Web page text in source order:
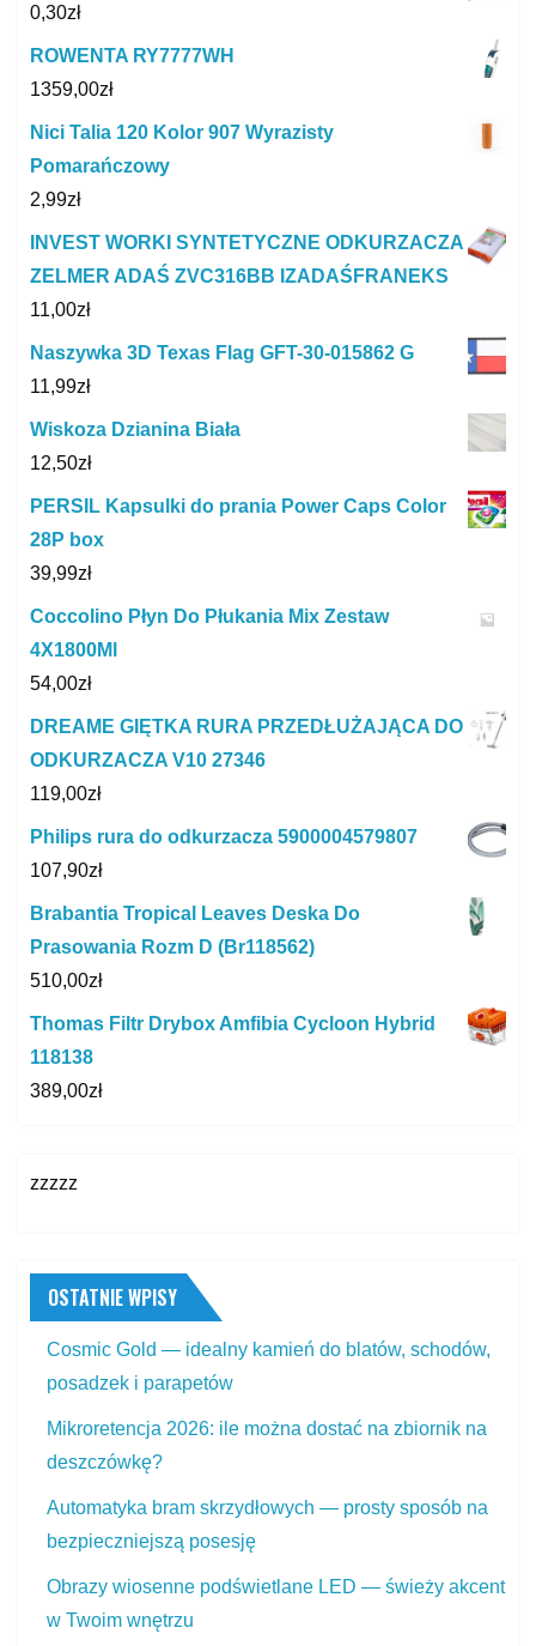
0,30zł
ROWENTA RY7777WH
1359,00zł
Nici Talia 120 Kolor 907 Wyrazisty
Pomarańczowy
2,99zł
INVEST WORKI SYNTETYCZNE ODKURZACZA
ZELMER ADAŚ ZVC316BB IZADAŚFRANEKS
11,00zł
Naszywka 3D Texas Flag GFT-30-015862 G
11,99zł
Wiskoza Dzianina Biała
12,50zł
PERSIL Kapsulki do prania Power Caps Color
28P box
39,99zł
Coccolino Płyn Do Płukania Mix Zestaw
4X1800Ml
54,00zł
DREAME GIĘTKA RURA PRZEDŁUŻAJĄCA DO
ODKURZACZA V10 27346
119,00zł
Philips rura do odkurzacza 5900004579807
107,90zł
Brabantia Tropical Leaves Deska Do
Prasowania Rozm D (Br118562)
510,00zł
Thomas Filtr Drybox Amfibia Cycloon Hybrid
118138
389,00zł
zzzzz
OSTATNIE WPISY
Cosmic Gold — idealny kamień do blatów, schodów,
posadzek i parapetów
Mikroretencja 2026: ile można dostać na zbiornik na
deszczówkę?
Automatyka bram skrzydłowych — prosty sposób na
bezpieczniejszą posesję
Obrazy wiosenne podświetlane LED — świeży akcent
w Twoim wnętrzu